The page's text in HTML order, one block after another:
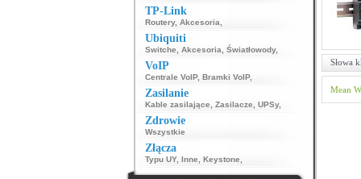
TP-Link
Routery, Akcesoria
Ubiquiti
Switche Akcesoria Światłowody,
VoIP
Centrale VoIP, Bramki VoIP,
Zasilanie
Kable zasilające Zasilacze UPSy,
Zdrowie
Wszystkie
Złącza
Typu UY, Inne Keystone
Słowa
Mean